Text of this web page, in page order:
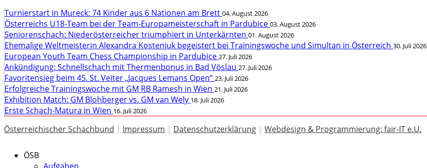
Turnierstart in Mureck: 74 Kinder aus 6 Nationen am Brett 04. August 2026
Österreichs U18-Team bei der Team-Europameisterschaft in Pardubice 03. August 2026
Seniorenschach: Niederösterreicher triumphiert in Unterkärnten 01. August 2026
Ehemalige Weltmeisterin Alexandra Kosteniuk begeistert bei Trainingswoche und Simultan in Österreich 30. Juli 2026
European Youth Team Chess Championship in Pardubice 27. Juli 2026
Ankündigung: Schnellschach mit Thermenbonus in Bad Vöslau 27. Juli 2026
Favoritensieg beim 45. St. Veiter „Jacques Lemans Open“ 23. Juli 2026
Erfolgreiche Trainingswoche mit GM RB Ramesh in Wien 21. Juli 2026
Exhibition Match: GM Blohberger vs. GM van Wely 18. Juli 2026
Erste Schach-Matura in Wien 16. Juli 2026
Österreichischer Schachbund | Impressum | Datenschutzerklärung | Webdesign & Programmierung: fair-IT e.U.
ÖSB